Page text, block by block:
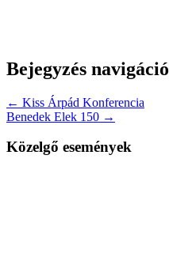
Bejegyzés navigáció
← Kiss Árpád Konferencia
Benedek Elek 150 →
Közelgő események